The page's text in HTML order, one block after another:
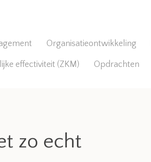
Organisatieontwikkeling
effectiviteit (ZKM) Opdrachten
zo echt